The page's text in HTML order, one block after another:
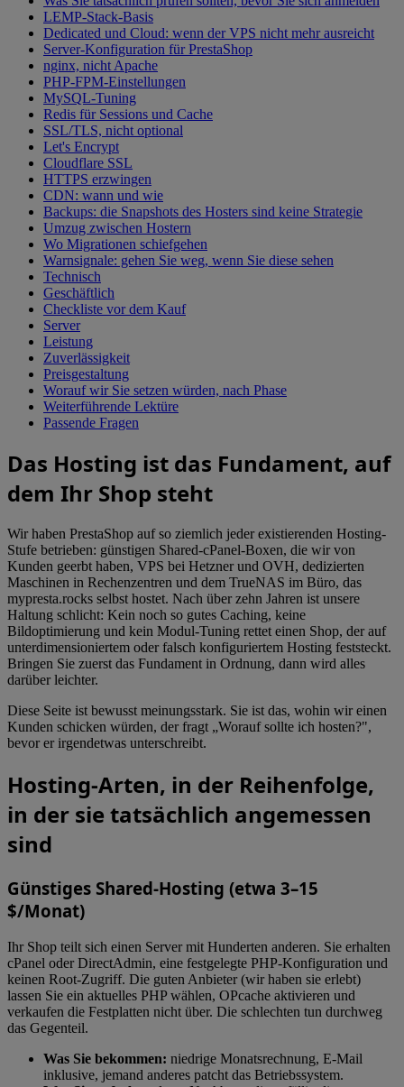
LEMP-Stack-Basis
Dedicated und Cloud: wenn der VPS nicht mehr ausreicht
Server-Konfiguration für PrestaShop
nginx, nicht Apache
PHP-FPM-Einstellungen
MySQL-Tuning
Redis für Sessions und Cache
SSL/TLS, nicht optional
Let's Encrypt
Cloudflare SSL
HTTPS erzwingen
CDN: wann und wie
Backups: die Snapshots des Hosters sind keine Strategie
Umzug zwischen Hostern
Wo Migrationen schiefgehen
Warnsignale: gehen Sie weg, wenn Sie diese sehen
Technisch
Geschäftlich
Checkliste vor dem Kauf
Server
Leistung
Zuverlässigkeit
Preisgestaltung
Worauf wir Sie setzen würden, nach Phase
Weiterführende Lektüre
Passende Fragen
Das Hosting ist das Fundament, auf
dem Ihr Shop steht
Wir haben PrestaShop auf so ziemlich jeder existierenden Hosting-
Stufe betrieben: günstigen Shared-cPanel-Boxen, die wir von
Kunden geerbt haben, VPS bei Hetzner und OVH, dedizierten
Maschinen in Rechenzentren und dem TrueNAS im Büro, das
mypresta.rocks selbst hostet. Nach über zehn Jahren ist unsere
Haltung schlicht: Kein noch so gutes Caching, keine
Bildoptimierung und kein Modul-Tuning rettet einen Shop, der auf
unterdimensioniertem oder falsch konfiguriertem Hosting feststeckt.
Bringen Sie zuerst das Fundament in Ordnung, dann wird alles
darüber leichter.
Diese Seite ist bewusst meinungsstark. Sie ist das, wohin wir einen
Kunden schicken würden, der fragt „Worauf sollte ich hosten?",
bevor er irgendetwas unterschreibt.
Hosting-Arten, in der Reihenfolge,
in der sie tatsächlich angemessen
sind
Günstiges Shared-Hosting (etwa 3–15
$/Monat)
Ihr Shop teilt sich einen Server mit Hunderten anderen. Sie erhalten
cPanel oder DirectAdmin, eine festgelegte PHP-Konfiguration und
keinen Root-Zugriff. Die guten Anbieter (wir haben sie erlebt)
lassen Sie ein aktuelles PHP wählen, OPcache aktivieren und
verkaufen die Festplatten nicht über. Die schlechten tun durchweg
das Gegenteil.
Was Sie bekommen: niedrige Monatsrechnung, E-Mail
inklusive, jemand anderes patcht das Betriebssystem.